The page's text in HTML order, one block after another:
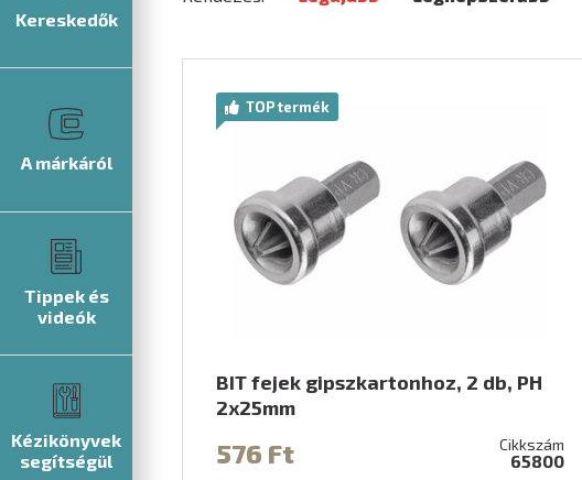
Kereskedők
A márkáról
Tippek és
videók
Kézikönyvek
segítségül
TOP termék
BIT fejek gipszkartonhoz, 2 db, PH
2x25mm
576 Ft Cikkszám
65800